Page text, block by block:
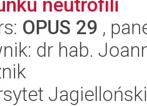
neutrofili
OPUS 29 ,
dr hab.
Jagielloński